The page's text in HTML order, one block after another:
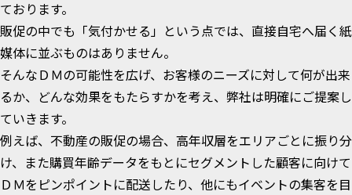
ております。
販促の中でも「気付かせる」という点では、直接自宅へ届く紙
媒体に並ぶものはありません。
そんなＤＭの可能性を広げ、お客様のニーズに対して何が出来
るか、どんな効果をもたらすかを考え、弊社は明確にご提案し
ていきます。
例えば、不動産の販促の場合、高年収層をエリアごとに振り分
け、また購買年齢データをもとにセグメントした顧客に向けて
ＤＭをピンポイントに配送したり、他にもイベントの集客を目